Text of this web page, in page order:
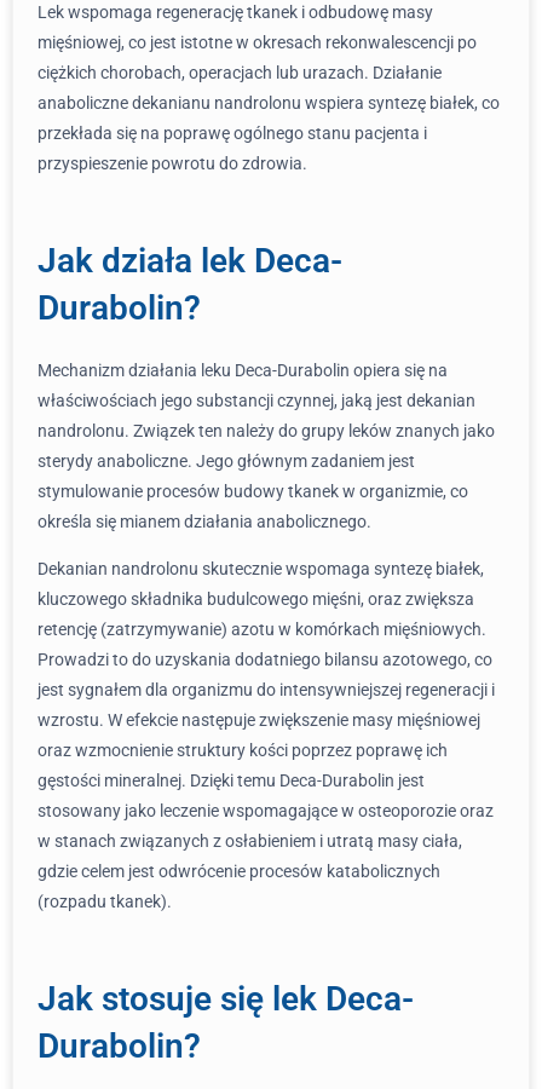
Lek wspomaga regenerację tkanek i odbudowę masy
mięśniowej, co jest istotne w okresach rekonwalescencji po
ciężkich chorobach, operacjach lub urazach. Działanie
anaboliczne dekanianu nandrolonu wspiera syntezę białek, co
przekłada się na poprawę ogólnego stanu pacjenta i
przyspieszenie powrotu do zdrowia.
Jak działa lek Deca-
Durabolin?
Mechanizm działania leku Deca-Durabolin opiera się na
właściwościach jego substancji czynnej, jaką jest dekanian
nandrolonu. Związek ten należy do grupy leków znanych jako
sterydy anaboliczne. Jego głównym zadaniem jest
stymulowanie procesów budowy tkanek w organizmie, co
określa się mianem działania anabolicznego.
Dekanian nandrolonu skutecznie wspomaga syntezę białek,
kluczowego składnika budulcowego mięśni, oraz zwiększa
retencję (zatrzymywanie) azotu w komórkach mięśniowych.
Prowadzi to do uzyskania dodatniego bilansu azotowego, co
jest sygnałem dla organizmu do intensywniejszej regeneracji i
wzrostu. W efekcie następuje zwiększenie masy mięśniowej
oraz wzmocnienie struktury kości poprzez poprawę ich
gęstości mineralnej. Dzięki temu Deca-Durabolin jest
stosowany jako leczenie wspomagające w osteoporozie oraz
w stanach związanych z osłabieniem i utratą masy ciała,
gdzie celem jest odwrócenie procesów katabolicznych
(rozpadu tkanek).
Jak stosuje się lek Deca-
Durabolin?